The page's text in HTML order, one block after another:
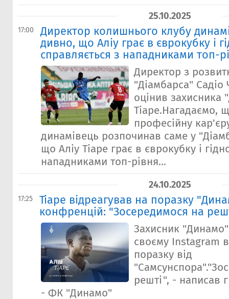
25.10.2025
17:00
Директор колишнього клубу
дивно, що Аліу грає в єврокубку і
справляється з нападниками топ-
Директор з
"Діамбарса"
оцінив захисника
Тіаре.Нагадаємо,
професійну
динамівець розпочинав саме у
що Аліу Тіаре грає в єврокубку і
нападниками топ-рівня...
24.10.2025
17:25
Тіаре відреагував на поразку
конфренцій: "Зосередимося на
Захисник "Динамо"
своєму Instagram
поразку від
решті", - написав
- ФК "Динамо"